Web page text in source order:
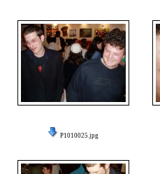
P1010025.jpg